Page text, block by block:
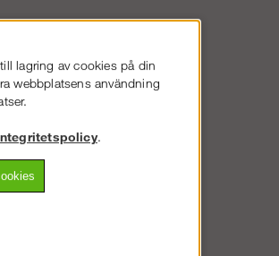
lagring av cookies på din
webbplatsens användning
.